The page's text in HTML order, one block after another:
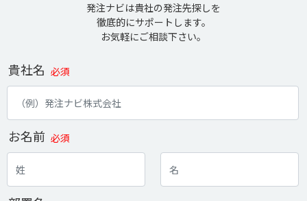
発注ナビは貴社の発注先探しを
徹底的にサポートします。
お気軽にご相談下さい。
貴社名 必須
お名前 必須